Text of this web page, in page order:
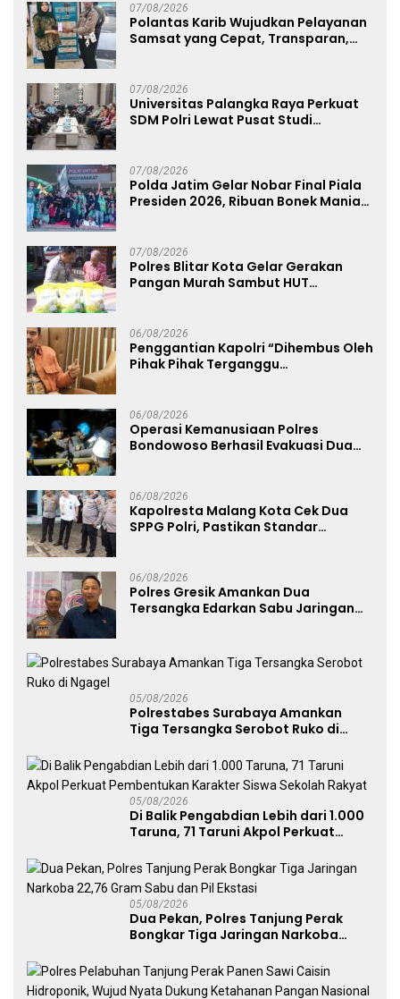
07/08/2026
Polantas Karib Wujudkan Pelayanan
Samsat yang Cepat, Transparan,
07/08/2026
Universitas Palangka Raya Perkuat
SDM Polri Lewat Pusat Studi
07/08/2026
Polda Jatim Gelar Nobar Final Piala
Presiden 2026, Ribuan Bonek Mania
07/08/2026
Polres Blitar Kota Gelar Gerakan
Pangan Murah Sambut HUT
06/08/2026
Penggantian Kapolri “Dihembus Oleh
Pihak Pihak Terganggu
06/08/2026
Operasi Kemanusiaan Polres
Bondowoso Berhasil Evakuasi Dua
06/08/2026
Kapolresta Malang Kota Cek Dua
SPPG Polri, Pastikan Standar
06/08/2026
Polres Gresik Amankan Dua
Tersangka Edarkan Sabu Jaringan
05/08/2026
Polrestabes Surabaya Amankan
Tiga Tersangka Serobot Ruko di
05/08/2026
Di Balik Pengabdian Lebih dari 1.000
Taruna, 71 Taruni Akpol Perkuat
Sekolah Rakyat
05/08/2026
Dua Pekan, Polres Tanjung Perak
Bongkar Tiga Jaringan Narkoba